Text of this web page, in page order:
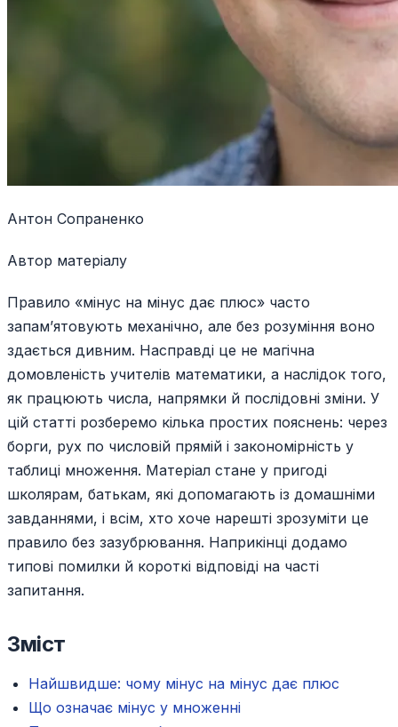
Антон Сопраненко
Автор матеріалу
Правило «мінус на мінус дає плюс» часто
запам’ятовують механічно, але без розуміння воно
здається дивним. Насправді це не магічна
домовленість учителів математики, а наслідок того,
як працюють числа, напрямки й послідовні зміни. У
цій статті розберемо кілька простих пояснень: через
борги, рух по числовій прямій і закономірність у
таблиці множення. Матеріал стане у пригоді
школярам, батькам, які допомагають із домашніми
завданнями, і всім, хто хоче нарешті зрозуміти це
правило без зазубрювання. Наприкінці додамо
типові помилки й короткі відповіді на часті
запитання.
Зміст
Найшвидше: чому мінус на мінус дає плюс
Що означає мінус у множенні